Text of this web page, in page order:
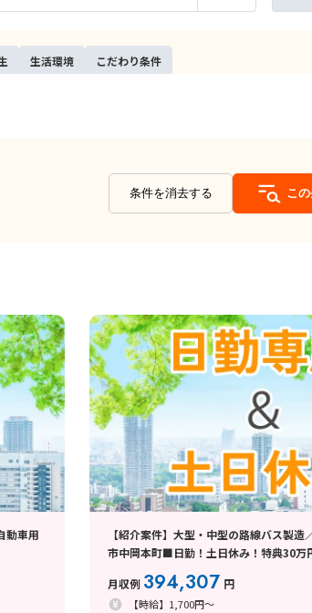
生活環境 こだわり条件
条件を消去する こ
動車用
【紹介案件】大型・中型の路線バス製
市中岡本町■日勤！土日休み！特典30万
月収例 394,307 円
【時給】1,700円～